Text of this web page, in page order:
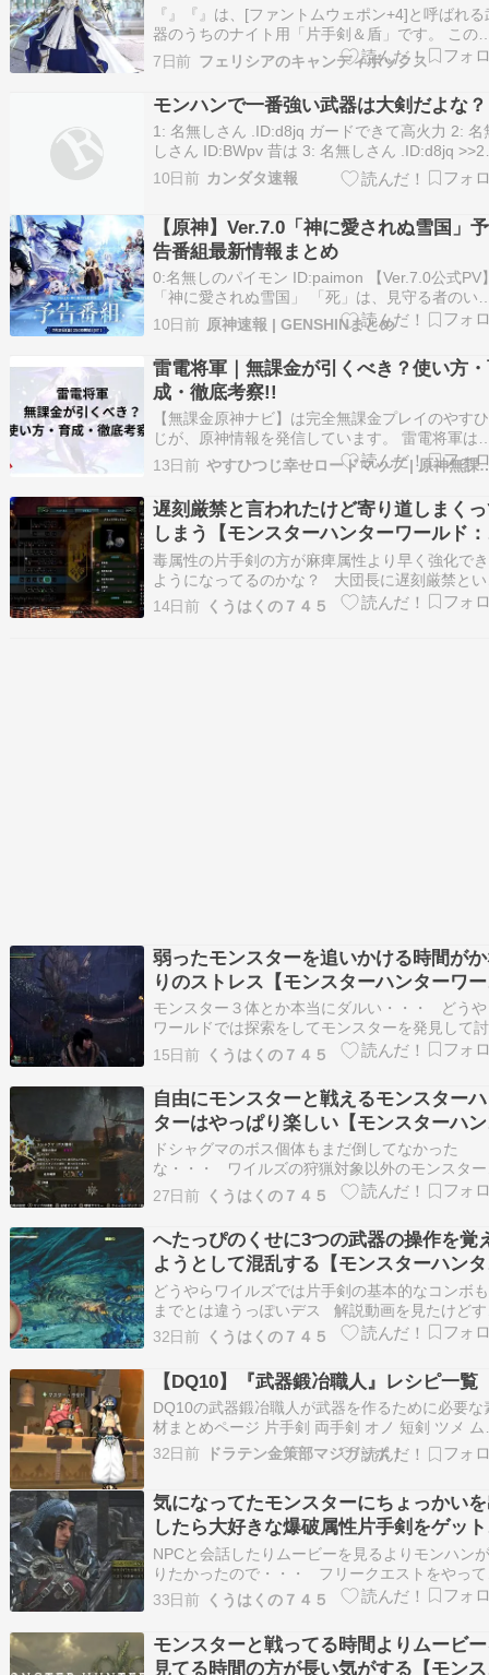
『』『』は、[ファントムウェポン+4]と呼ばれる
器のうちのナイト用「片手剣＆盾」です。 この
Ｗでは、毎回のように盾のデザインが大幅に変
のですが、今回はシンプルなデザインへと戻り
た。 前回のゴテゴテした感じは、 […] 投稿
【FF14】聖剣に相応しい輝き「ファントム…
7日前 フェリシアのキャンディボックス
モンハンで一番強い武器は大剣だよな？
1: 名無しさん .ID:d8jq ガードできて高火力 2: 名
しさん ID:BWpv 昔は 3: 名無しさん .ID:d8jq >>2
もやで 4: 名無しさん ID:SO7E 火力が高かった
なんてP2Gくらいやないか？ 5: 名無しさん
10日前 カンダタ速報
【原神】Ver.7.0「神に愛されぬ雪国」予
告番組最新情報まとめ
0:名無しのパイモン ID:paimon 【Ver.7.0公式PV
「神に愛されぬ雪国」 「死」は、見守る者のい
い寒夜を巡り、残された魂は慟哭する。 この世
あらゆる未練に、そして美しき夢との別れを嘆
がら。#原神 #原神スネージナヤ #スネージナヤ
来る pic.twi…
10日前 原神速報 | GENSHINまとめ
雷電将軍｜無課金が引くべき？使い方
成・徹底考察!!
【無課金原神ナビ】は完全無課金プレイのやす
じが、原神情報を発信しています。 雷電将軍は
すすめしにくいキャラクターです。（Luna８現
在） なぜなら、アタッカーのように場に出て戦
場面が多く、インフレの影響で強く使うことが
いからです。 今後、過去キャラ強化や、高凸を
指…
13日前 やすひつじ幸せロードマッ
遅刻厳禁と言われたけど寄り道しまく
しまう【モンスターハンターワールド
イスボーン その８】
毒属性の片手剣の方が麻痺属性より早く強化で
ようになってるのかな？ 大団長に遅刻厳禁と
れたのですがまだ発見してないモンスターと戦
りしていました クエストから帰ってくるとイ
14日前 くうはくの７４５
弱ったモンスターを追いかける時間が
りのストレス【モンスターハンターワ
ド：アイスボーン その７】
モンスター３体とか本当にダルい・・・ どう
ワールドでは探索をしてモンスターを発見して
しなければフリークエストが出ないみたいデ
リオレイアが居たのでついでに倒そうと思った
すが 途中でいなくなり相手はディアブロス
まぁディアブロスでもいい…
15日前 くうはくの７４５
自由にモンスターと戦えるモンスター
ターはやっぱり楽しい【モンスターハ
ーワイルズ その９】
ドシャグマのボス個体もまだ倒してなかった
な・・・ ワイルズの狩猟対象以外のモンスタ
自分で操作することはできないけど対象モンス
の体力を削ってくれる存在なのかもしれない
てことでドシャグマのボス個体も討伐完了 こ
の？は何だろう？ ？の正体はグラ…
27日前 くうはくの７４５
へたっぴのくせに3つの武器の操作を覚
ようとして混乱する【モンスターハン
ワイルズ その４】
どうやらワイルズでは片手剣の基本的なコンボ
までとは違うっぽいデス 解説動画を見たけど
て覚えることはできなかったのですが とにかく
り込み斬りが無敵時間が長くて強いらしい っ
とで滑り込み攻撃を起点にしてレ・ダウと戦っ
たら・・・ 前回はあんなに苦戦し…
32日前 くうはくの７４５
【DQ10】『武器鍛冶職人』レシピ一覧
DQ10の武器鍛冶職人が武器を作るために必要な
材まとめページ 片手剣 両手剣 オノ 短剣 ツメ ム
ヤリ ハンマー ブーメラン 鎌
32日前 ドラテン金策部マジガッポ！
気になってたモンスターにちょっかい
したら大好きな爆破属性片手剣をゲッ
てた【モンスターハンターワイルズ そ
３】
NPCと会話したりムービーを見るよりモンハン
りたかったので・・・ フリークエストをやっ
ました 恐らくまだ序盤なのでモンスターの強
は下位の村クエくらいだと思うのですが・・
ウズ・トゥナ1体の狩猟クエストに25分もかかる
し・・・1乙しちゃうし・・・ …
33日前 くうはくの７４５
モンスターと戦ってる時間よりムービ
見てる時間の方が長い気がする【モン